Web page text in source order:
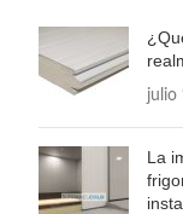
julio
La